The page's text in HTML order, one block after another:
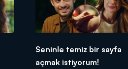
Seninle temiz bir sayfa
açmak istiyorum!